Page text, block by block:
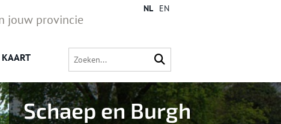
jouw provincie
KAART
NL EN
Schaep en Burgh